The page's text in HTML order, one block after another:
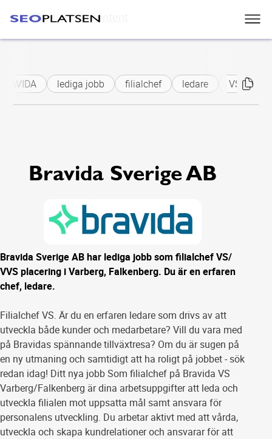
Skip to main content
lediga jobb filialchef ledare VS
Bravida Sverige AB
Bravida Sverige AB har lediga jobb som filialchef VS/
VVS placering i Varberg, Falkenberg. Du är en erfaren
chef, ledare.
Filialchef VS. Är du en erfaren ledare som drivs av att
utveckla både kunder och medarbetare? Vill du vara med
på Bravidas spännande tillväxtresa? Om du är sugen på
en ny utmaning och samtidigt att ha roligt på jobbet - sök
redan idag! Ditt nya jobb Som filialchef på Bravida VS
Varberg/Falkenberg är dina arbetsuppgifter att leda och
utveckla filialen mot uppsatta mål samt ansvara för
personalens utveckling. Du arbetar aktivt med att vårda,
utveckla och skapa kundrelationer och ansvarar för att